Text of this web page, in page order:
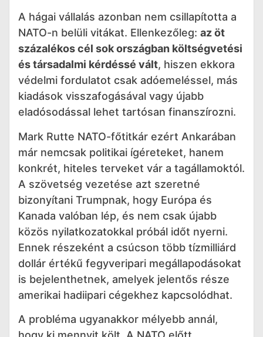
A hágai vállalás azonban nem csillapította a
NATO-n belüli vitákat. Ellenkezőleg: az öt
százalékos cél sok országban költségvetési
és társadalmi kérdéssé vált, hiszen ekkora
védelmi fordulatot csak adóemeléssel, más
kiadások visszafogásával vagy újabb
eladósodással lehet tartósan finanszírozni.
Mark Rutte NATO-főtitkár ezért Ankarában
már nemcsak politikai ígéreteket, hanem
konkrét, hiteles terveket vár a tagállamoktól.
A szövetség vezetése azt szeretné
bizonyítani Trumpnak, hogy Európa és
Kanada valóban lép, és nem csak újabb
közös nyilatkozatokkal próbál időt nyerni.
Ennek részeként a csúcson több tízmilliárd
dollár értékű fegyveripari megállapodásokat
is bejelenthetnek, amelyek jelentős része
amerikai hadiipari cégekhez kapcsolódhat.
A probléma ugyanakkor mélyebb annál,